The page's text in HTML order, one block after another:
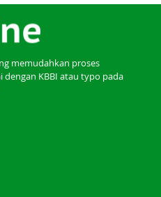
memudahkan proses
dengan KBBI atau typo pada